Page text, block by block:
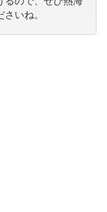
いね。